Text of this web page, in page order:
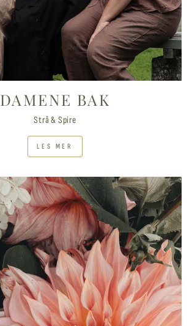
DAMENE BAK
Strå & Spire
LES MER